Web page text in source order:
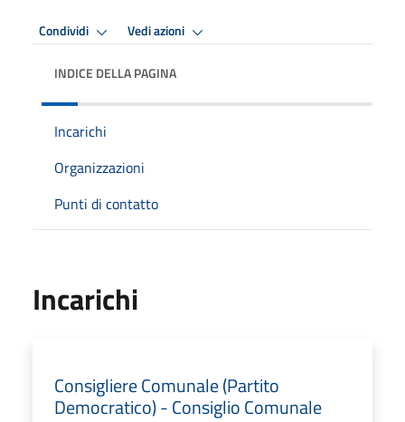
Condividi Vedi azioni
INDICE DELLA PAGINA
Incarichi
Organizzazioni
Punti di contatto
Incarichi
Consigliere Comunale (Partito
Democratico) - Consiglio Comunale